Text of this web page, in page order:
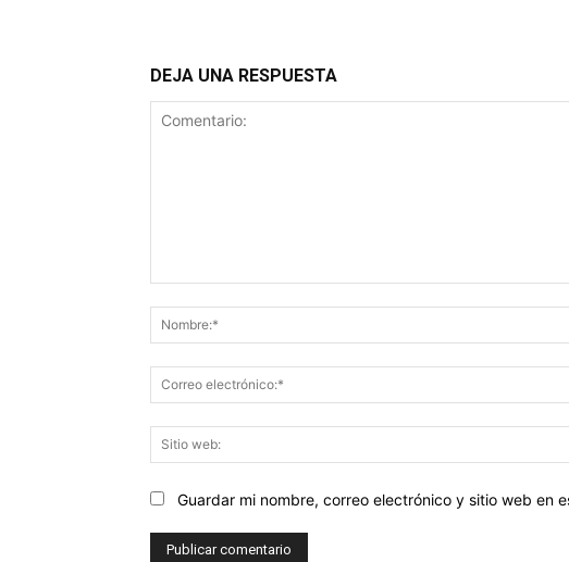
DEJA UNA RESPUESTA
Guardar mi nombre, correo electrónico y sitio web en